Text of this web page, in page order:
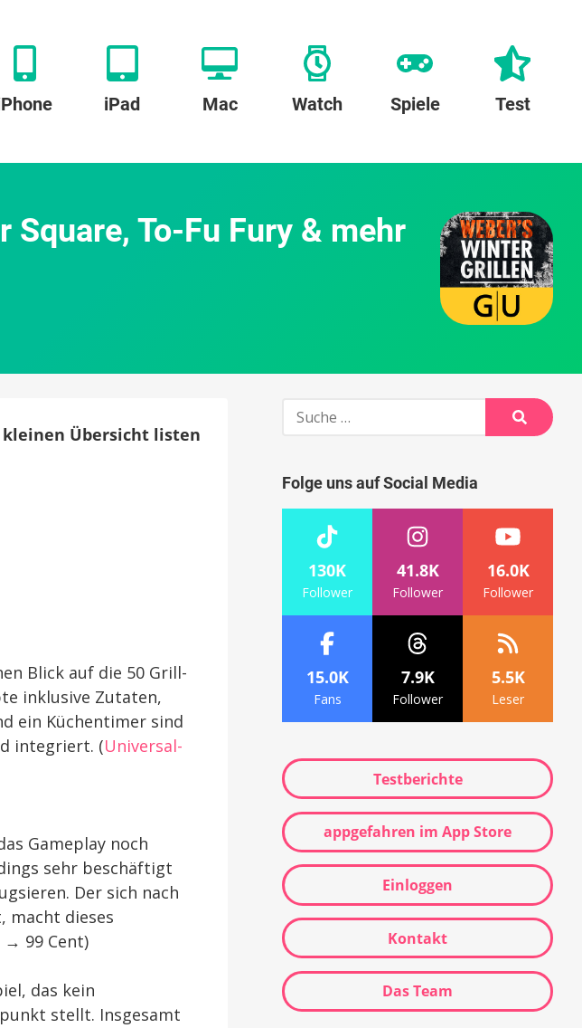
iPad Mac Watch Spiele Test
To-Fu Fury & mehr
Übersicht listen
Blick auf die 50 Grill-
inklusive Zutaten,
ein Küchentimer sind
integriert. (Universal-
Gameplay noch
sehr beschäftigt
Der sich nach
macht dieses
→ 99 Cent)
das kein
stellt. Insgesamt
Suche
Suche
Folge uns auf Social Media
130K
Follower
41.8K
Follower
16.0K
Follower
15.0K
Fans
7.9K
Follower
5.5K
Leser
Testberichte
appgefahren im App Store
Einloggen
Kontakt
Das Team